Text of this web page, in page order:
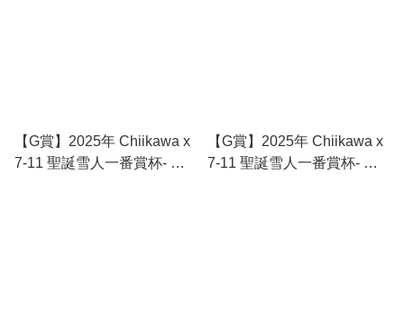
【G賞】2025年 Chiikawa x
7-11 聖誕雪人一番賞杯- 兔
【G賞】2025年 Chiikawa x
7-11 聖誕雪人一番賞杯- 小